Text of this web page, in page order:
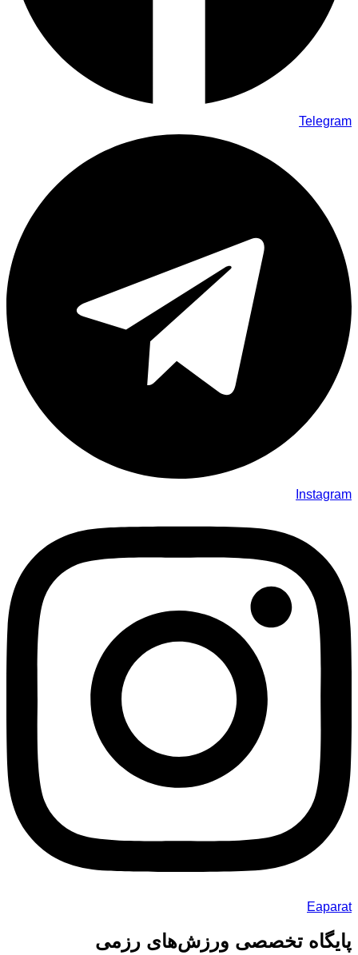
Telegram
Instagram
Eaparat
پایگاه تخصصی ورزش‌های رزمی